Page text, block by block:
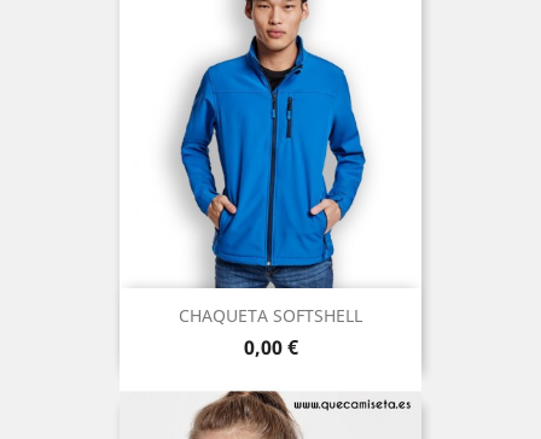
CHAQUETA SOFTSHELL
Precio
0,00 €